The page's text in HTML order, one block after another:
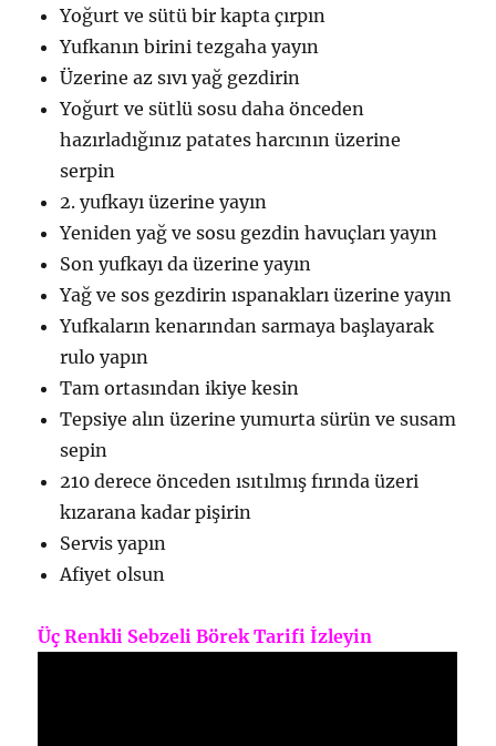
Yoğurt ve sütü bir kapta çırpın
Yufkanın birini tezgaha yayın
Üzerine az sıvı yağ gezdirin
Yoğurt ve sütlü sosu daha önceden
hazırladığınız patates harcının üzerine
serpin
2. yufkayı üzerine yayın
Yeniden yağ ve sosu gezdin havuçları yayın
Son yufkayı da üzerine yayın
Yağ ve sos gezdirin ıspanakları üzerine yayın
Yufkaların kenarından sarmaya başlayarak
rulo yapın
Tam ortasından ikiye kesin
Tepsiye alın üzerine yumurta sürün ve susam
sepin
210 derece önceden ısıtılmış fırında üzeri
kızarana kadar pişirin
Servis yapın
Afiyet olsun
Üç Renkli Sebzeli Börek Tarifi İzleyin